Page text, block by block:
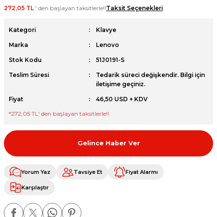
272,05 TL ' den başlayan taksitlerle!!Taksit Seçenekleri
Kategori Klavye
Marka Lenovo
Stok Kodu 51J0191-S
Teslim Süresi
Tedarik süreci değişkendir. Bilgi için
iletişime geçiniz.
Fiyat
46,50 USD + KDV
*272,05 TL' den başlayan taksitlerle!!
Gelince Haber Ver
Yorum Yaz Tavsiye Et Fiyat Alarmı
Karşılaştır